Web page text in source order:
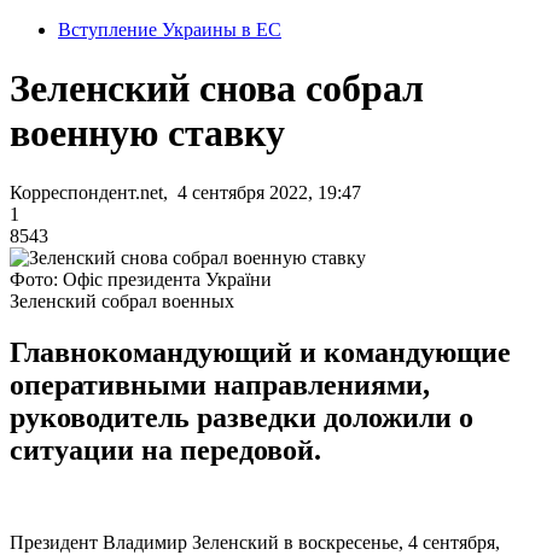
Вступление Украины в ЕС
Зеленский снова собрал
военную ставку
Корреспондент.net, 4 сентября 2022, 19:47
1
8543
Фото: Офіс президента України
Зеленский собрал военных
Главнокомандующий и командующие
оперативными направлениями,
руководитель разведки доложили о
ситуации на передовой.
Президент Владимир Зеленский в воскресенье, 4 сентября,